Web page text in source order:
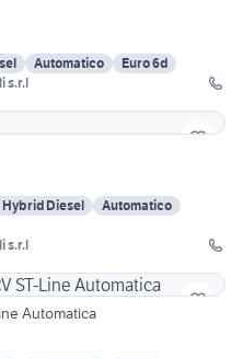
Automatico
Euro 6d
s.r.l
Diesel
Automatico
s.r.l
Automatica